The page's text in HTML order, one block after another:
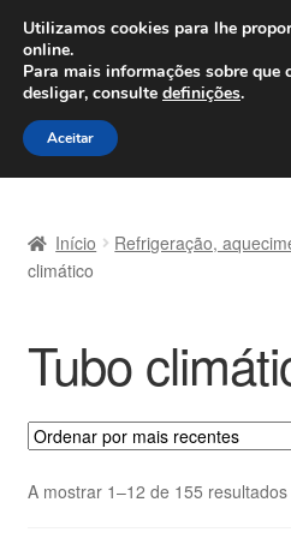
ENVIO a
Seg-Sex, das 9h às
Ir
para
a
Saltar
para
o
Carrinho
Contato
Envio para todo o planeta
Início Refrigeração,
climático
Tubo
A mostrar 1–12 de 155 resultados
Utilizamos cookies para lhe
online.
Para mais informações sobre
desligar, consulte definições.
Aceitar